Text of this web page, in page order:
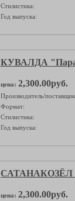
Стилистика:
Год выпуска:
КУВАЛДА
цена: 2,300.00руб.
Производитель/
Формат:
Стилистика:
Год выпуска:
САТАНАКОЗЁЛ
цена: 2,300.00руб.